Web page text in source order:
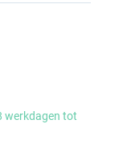
werkdagen tot